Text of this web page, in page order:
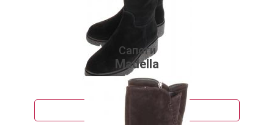
Сапоги
Madella
4 932 руб.
Подробнее